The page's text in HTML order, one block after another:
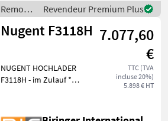
Stahl gefertigt * Geteilte
Rampe * Bode
Remorques
/ Nugent
Revendeur Premium Plus
Nugent F3118H 7.077,60
€
TTC (TVA
incluse 20%)
5.898 € HT
NUGENT HOCHLADER
F3118H - im Zulauf *
Anhänger ist aus